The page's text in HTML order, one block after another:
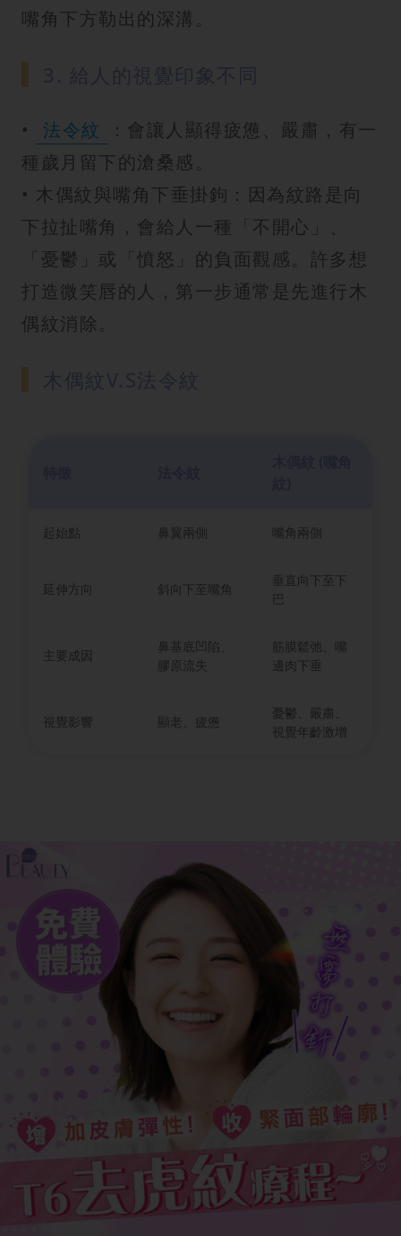
嘴角下方勒出的深溝。
• 法令紋
：會讓人顯得疲憊、嚴肅，有一
種歲月留下的滄桑感。
• 木偶紋與嘴角下垂掛鉤：因為紋路是向
下拉扯嘴角，會給人一種「不開心」、
「憂鬱」或「憤怒」的負面觀感。許多想
打造微笑唇的人，第一步通常是先進行木
偶紋消除。
起始點 鼻翼兩側 嘴角兩側
延伸方向 斜向下至嘴角
垂直向下至下
巴
主要成因
鼻基底凹陷、
膠原流失
筋膜鬆弛、嘴
邊肉下垂
視覺影響 顯老、疲憊
憂鬱、嚴肅、
視覺年齡激增